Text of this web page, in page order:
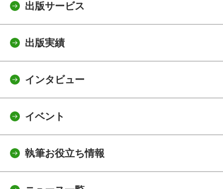
出版サービス
出版実績
インタビュー
イベント
執筆お役立ち情報